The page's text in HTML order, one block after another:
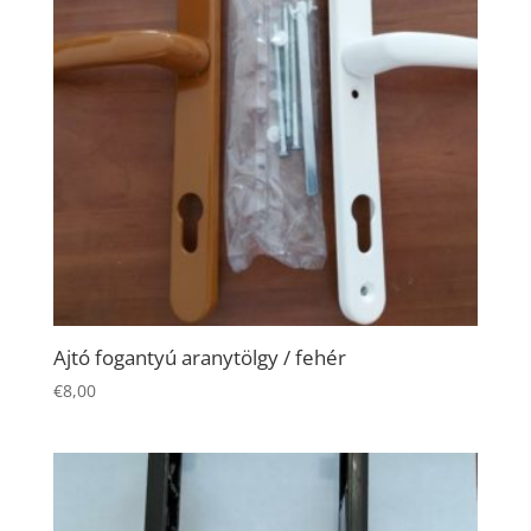
Ajtó fogantyú aranytölgy / fehér
€8,00
and
behavior as
you visit our
site, you
increase the
chance of
seeing
personalized
content and
offers.